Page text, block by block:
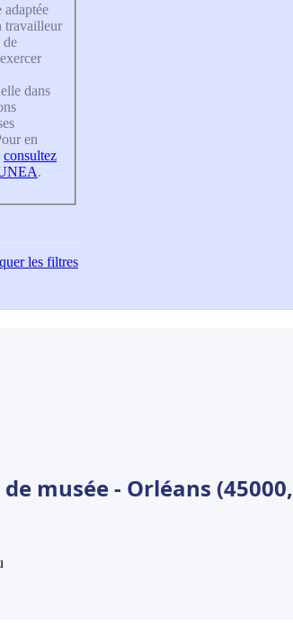
adaptée
travailleur
de
dans
en
consultez
.
les filtres
musée - Orléans (45000,